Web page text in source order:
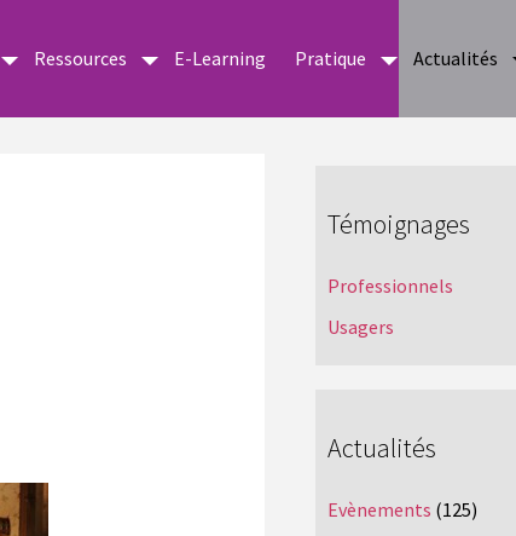
Ressources E-Learning Pratique Actualités
Témoignages
Professionnels
Usagers
Actualités
Evènements (125)